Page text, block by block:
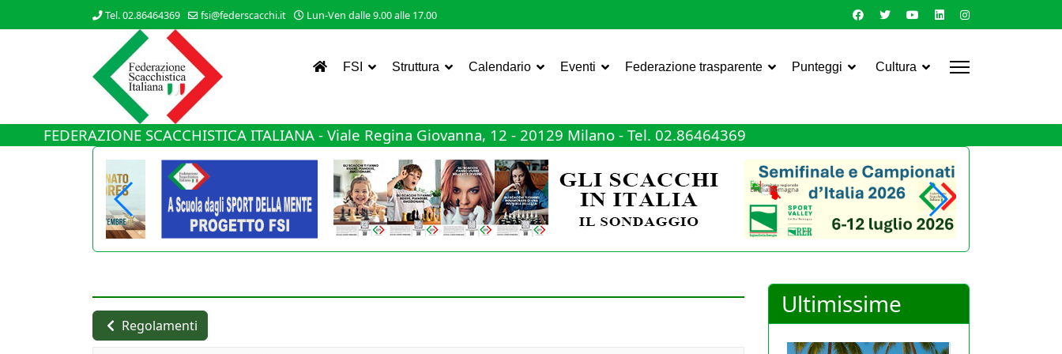
Tel. 02.86464369 fsi@federscacchi.it Lun-Ven dalle 9.00 alle 17.00
FSI Struttura Calendario Eventi Federazione trasparente Punteggi Cultura
FEDERAZIONE SCACCHISTICA ITALIANA - Viale Regina Giovanna, 12 - 20129 Milano - Tel. 02.86464369
Regolamenti
Ultimissime